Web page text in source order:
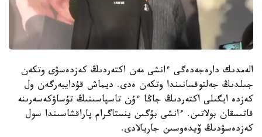
الەمدىك دارەجەدەگى ءانشى مەن اكتەردىڭ كەزدەسۋى وتكەن
جىلدىڭ جەلتوقسانىندا وتكەن ەدى. ديماش قۇدايبەرگەن ول
كەزدە ايگىلى اكتەردىڭ جاڭا ءۇن تاسپاسىنىڭ تۇساۋكەسەرىنە
قاتىسقان بولاتىن. ءانشى بۇگىن ينستاگرام پاراقشاسىندا سول
كەزدەسۋدىڭ ۆيدەوسىن جاريالادى.